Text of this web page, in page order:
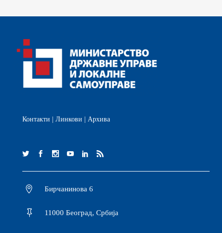
Контакти Линкови Архива
Бирчанинова 6
11000 Београд, Србија